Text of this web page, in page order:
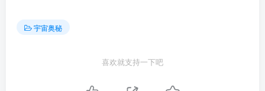
宇宙奥秘
喜欢就支持一下吧